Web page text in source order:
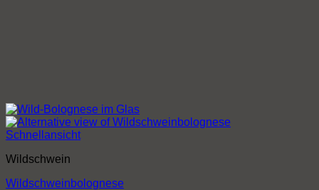
Schnellansicht
Wildschwein
Wildschweinbolognese